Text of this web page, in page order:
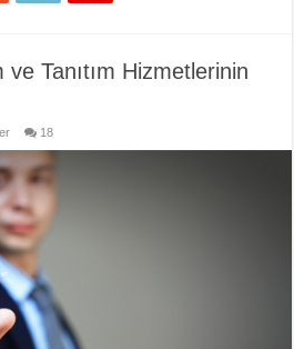
Tanıtım Hizmetlerinin
18